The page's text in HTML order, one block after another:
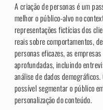
A criação de personas é um
melhor o público-alvo no
representações fictícias dos
reais sobre comportamentos,
personas eficazes, as
aprofundadas, incluindo
análise de dados
possível segmentar o público
personalização do conteúdo.